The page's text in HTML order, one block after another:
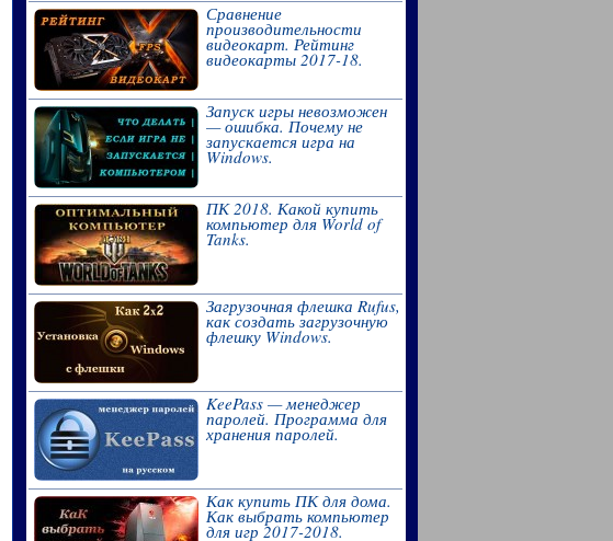
Сравнение
производительности
видеокарт. Рейтинг
видеокарты 2017-18.
Запуск игры невозможен
— ошибка. Почему не
запускается игра на
Windows.
ПК 2018. Какой купить
компьютер для World of
Tanks.
Загрузочная флешка Rufus,
как создать загрузочную
флешку Windows.
KeePass — менеджер
паролей. Программа для
хранения паролей.
Как купить ПК для дома.
Как выбрать компьютер
для игр 2017-2018.